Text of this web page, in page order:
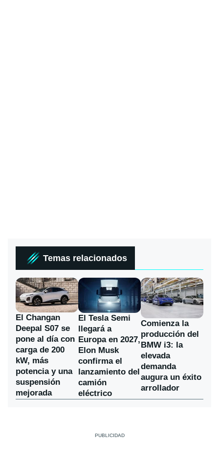
Temas relacionados
El Changan
Deepal S07 se
pone al día con
carga de 200
kW, más
potencia y una
suspensión
mejorada
El Tesla Semi
llegará a
Europa en 2027,
Elon Musk
confirma el
lanzamiento del
camión
eléctrico
Comienza la
producción del
BMW i3: la
elevada
demanda
augura un éxito
arrollador